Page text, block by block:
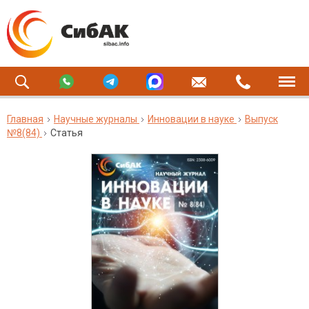
Главная Научные журналы Инновации в науке
Выпуск
№8(84)
Статья